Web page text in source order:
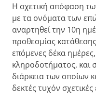
Η σχετική απόφαση
με τα ονόματα των
αναρτηθεί την 10η
προθεσμίας
επόμενες δέκα
κληροδοτήματος, και
διάρκεια των οποίων
δεκτές τυχόν σχετικές